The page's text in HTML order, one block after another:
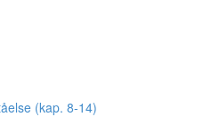
(kap. 8-14)